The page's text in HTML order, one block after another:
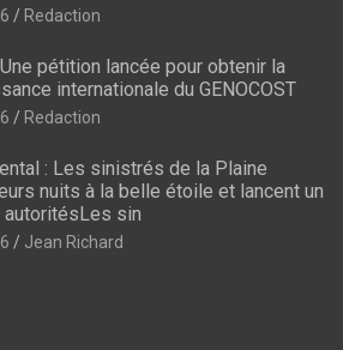
Redaction
pétition lancée pour obtenir la
internationale du GENOCOST
Redaction
: Les sinistrés de la Plaine
nuits à la belle étoile et lancent un
autoritésLes sin
Jean Richard